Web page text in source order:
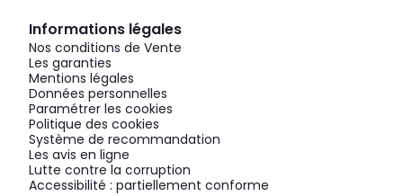
Informations légales
Nos conditions de Vente
Les garanties
Mentions légales
Données personnelles
Paramétrer les cookies
Politique des cookies
Système de recommandation
Les avis en ligne
Lutte contre la corruption
Accessibilité : partiellement conforme